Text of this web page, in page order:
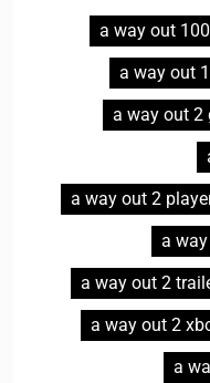
a way out
a way out
a way out 2
a way out 2
a
a way out 2
a way out 2
a